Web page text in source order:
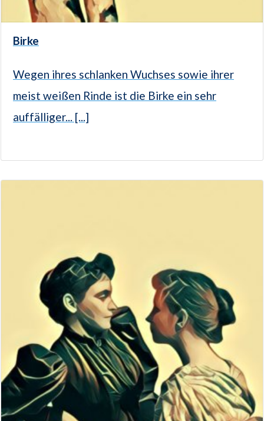
Birke
Wegen ihres schlanken Wuchses sowie ihrer
meist weißen Rinde ist die Birke ein sehr
auffälliger... [...]